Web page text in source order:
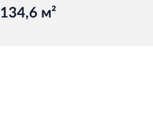
134,6 м²